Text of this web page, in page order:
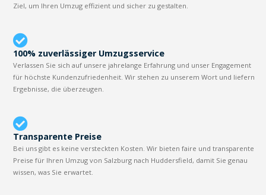
Ziel, um Ihren Umzug effizient und sicher zu gestalten.
100% zuverlässiger Umzugsservice
Verlassen Sie sich auf unsere jahrelange Erfahrung und unser Engagement
für höchste Kundenzufriedenheit. Wir stehen zu unserem Wort und liefern
Ergebnisse, die überzeugen.
Transparente Preise
Bei uns gibt es keine versteckten Kosten. Wir bieten faire und transparente
Preise für Ihren Umzug von Salzburg nach Huddersfield, damit Sie genau
wissen, was Sie erwartet.